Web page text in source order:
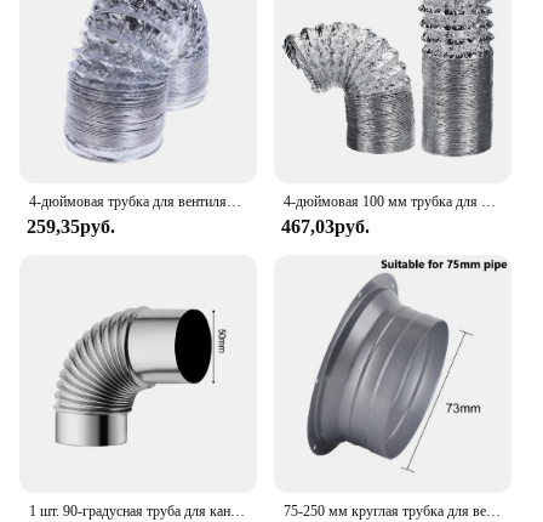
4-дюймовая трубка для вентилятора, алюминиевая трубка, шланг для вентиляции воздуха, гибкий Выпускной канал 2m
259,35руб.
4-дюймовая 100 мм трубка для вентиляции из ПВХ, алюминиевая трубка, трубка для вентиляции воздуха, гибкий вытяжной воздуховод 3/2 м, система вентиляции, ванная комната
467,03руб.
1 шт. 90-градусная труба для канавки, труба для трубы дымохода, изогнутая труба из нержавеющей стали с несколькими канавками, газовый водонагреватель, вентиляционные отверстия для выхлопной трубы 75-250 мм круглая трубка для вентиляционного отверстия, металлический фланец для вентиляционного шланга, соединитель для выхлопной системы, оборудование для вентиляции